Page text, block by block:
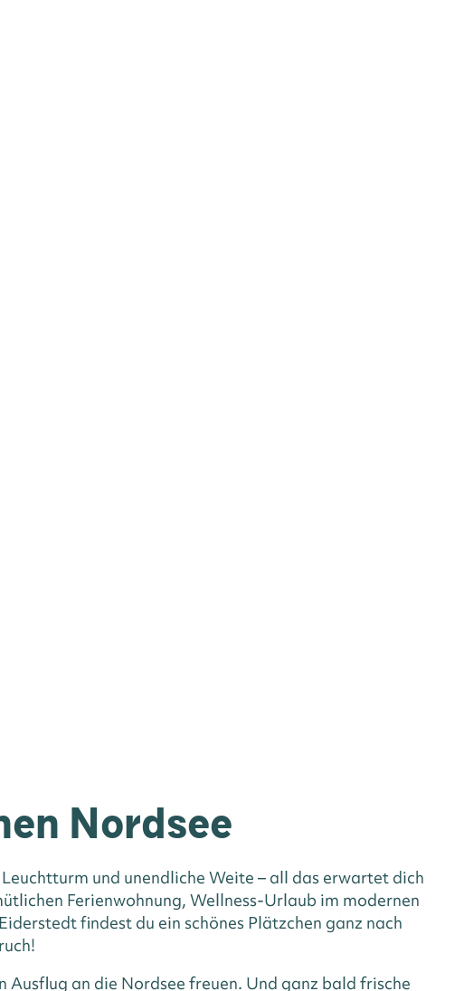
Nordsee
und unendliche Weite – all das erwartet dich
Ferienwohnung, Wellness-Urlaub im modernen
findest du ein schönes Plätzchen ganz nach
Ausflug an die Nordsee freuen. Und ganz bald frische